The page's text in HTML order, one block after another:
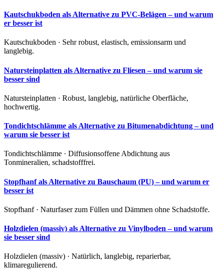
Kautschukboden als Alternative zu PVC-Belägen – und warum
er besser ist
Kautschukboden · Sehr robust, elastisch, emissionsarm und
langlebig.
Natursteinplatten als Alternative zu Fliesen – und warum sie
besser sind
Natursteinplatten · Robust, langlebig, natürliche Oberfläche,
hochwertig.
Tondichtschlämme als Alternative zu Bitumenabdichtung – und
warum sie besser ist
Tondichtschlämme · Diffusionsoffene Abdichtung aus
Tonmineralien, schadstofffrei.
Stopfhanf als Alternative zu Bauschaum (PU) – und warum er
besser ist
Stopfhanf · Naturfaser zum Füllen und Dämmen ohne Schadstoffe.
Holzdielen (massiv) als Alternative zu Vinylboden – und warum
sie besser sind
Holzdielen (massiv) · Natürlich, langlebig, reparierbar,
klimaregulierend.